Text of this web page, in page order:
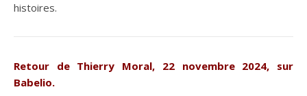
histoires.
Retour de Thierry Moral, 22 novembre 2024, sur
Babelio.